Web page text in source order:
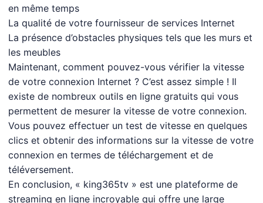
en même temps
La qualité de votre fournisseur de services Internet
La présence d’obstacles physiques tels que les murs et
les meubles
Maintenant, comment pouvez-vous vérifier la vitesse
de votre connexion Internet ? C’est assez simple ! Il
existe de nombreux outils en ligne gratuits qui vous
permettent de mesurer la vitesse de votre connexion.
Vous pouvez effectuer un test de vitesse en quelques
clics et obtenir des informations sur la vitesse de votre
connexion en termes de téléchargement et de
téléversement.
En conclusion, « king365tv » est une plateforme de
streaming en ligne incroyable qui offre une large